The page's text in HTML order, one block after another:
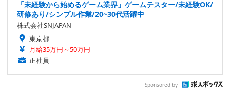
「未経験から始めるゲーム業界」ゲームテスター/未経験OK/
研修あり/シンプル作業/20~30代活躍中
株式会社SNJAPAN
東京都
月給35万円～50万円
正社員
Sponsored by